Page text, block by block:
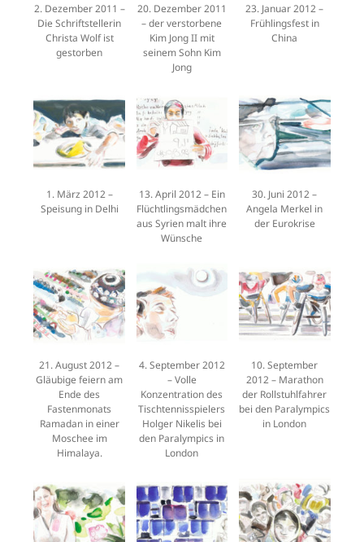
2. Dezember 2011 –
Die Schriftstellerin
Christa Wolf ist
gestorben
20. Dezember 2011
– der verstorbene
Kim Jong II mit
seinem Sohn Kim
Jong
23. Januar 2012 –
Frühlingsfest in
China
1. März 2012 –
Speisung in Delhi
13. April 2012 – Ein
Flüchtlingsmädchen
aus Syrien malt ihre
Wünsche
30. Juni 2012 –
Angela Merkel in
der Eurokrise
21. August 2012 –
Gläubige feiern am
Ende des
Fastenmonats
Ramadan in einer
Moschee im
Himalaya.
4. September 2012
– Volle
Konzentration des
Tischtennisspielers
Holger Nikelis bei
den Paralympics in
London
10. September
2012 – Marathon
der Rollstuhlfahrer
bei den Paralympics
in London